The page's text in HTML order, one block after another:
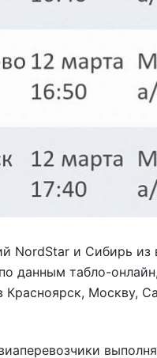
NordStar и Сибирь из
данным табло-
Красноярск, Москву,